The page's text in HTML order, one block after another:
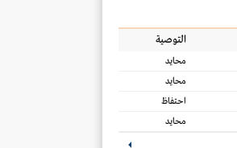
التوصية
محايد
محايد
احتفاظ
محايد